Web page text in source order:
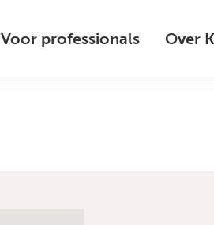
Voor professionals Over